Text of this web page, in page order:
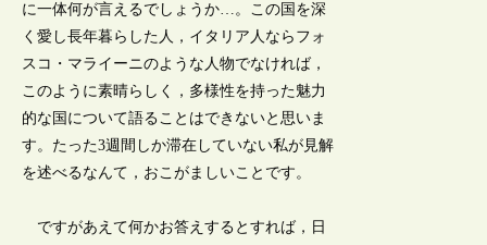
に一体何が言えるでしょうか…。この国を深
く愛し長年暮らした人，イタリア人ならフォ
スコ・マライーニのような人物でなければ，
このように素晴らしく，多様性を持った魅力
的な国について語ることはできないと思いま
す。たった3週間しか滞在していない私が見解
を述べるなんて，おこがましいことです。
ですがあえて何かお答えするとすれば，日